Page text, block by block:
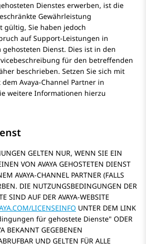
Dienstes erwerben, ist die
Gewährleistung
gültig, Sie haben jedoch
auf Support-Leistungen in
Dienst. Dies ist in den
für den betreffenden
beschrieben. Setzen Sie sich mit
Avaya-Channel Partner in
weitere Informationen hierzu
GELTEN NUR, WENN SIE EIN
VON AVAYA GEHOSTETEN DIENST
AVAYA-CHANNEL PARTNER (FALLS
DIE NUTZUNGSBEDINGUNGEN DER
SIND AUF DER AVAYA-WEBSITE
LICENSEINFO UNTER DEM LINK
für gehostete Dienste ODER
BEKANNT GEGEBENEN
UND GELTEN FÜR ALLE